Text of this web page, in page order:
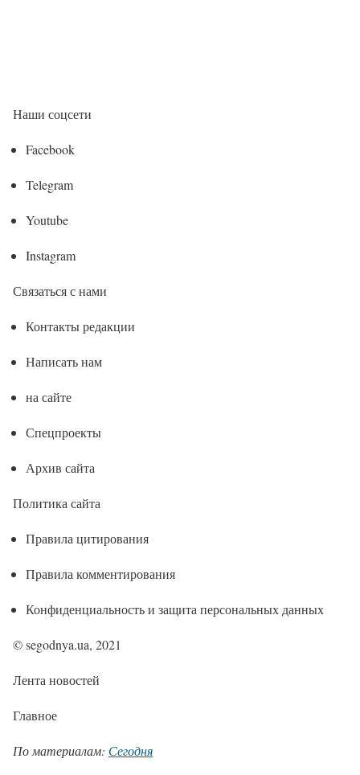
Наши соцсети
Facebook
Telegram
Youtube
Instagram
Связаться с нами
Контакты редакции
Написать нам
на сайте
Спецпроекты
Архив сайта
Политика сайта
Правила цитирования
Правила комментирования
Конфиденциальность и защита персональных данных
© segodnya.ua, 2021
Лента новостей
Главное
По материалам: Сегодня